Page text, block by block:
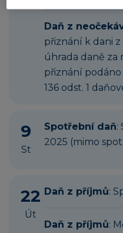
Daň z
přiznání k dani
úhrada daně za
přiznání
136 odst. 1
9
St
Spotřební daň:
2025 (mimo
22
Út
Daň z příjmů:
Daň z příjmů: